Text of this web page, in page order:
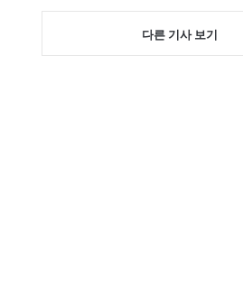
다른 기사 보기